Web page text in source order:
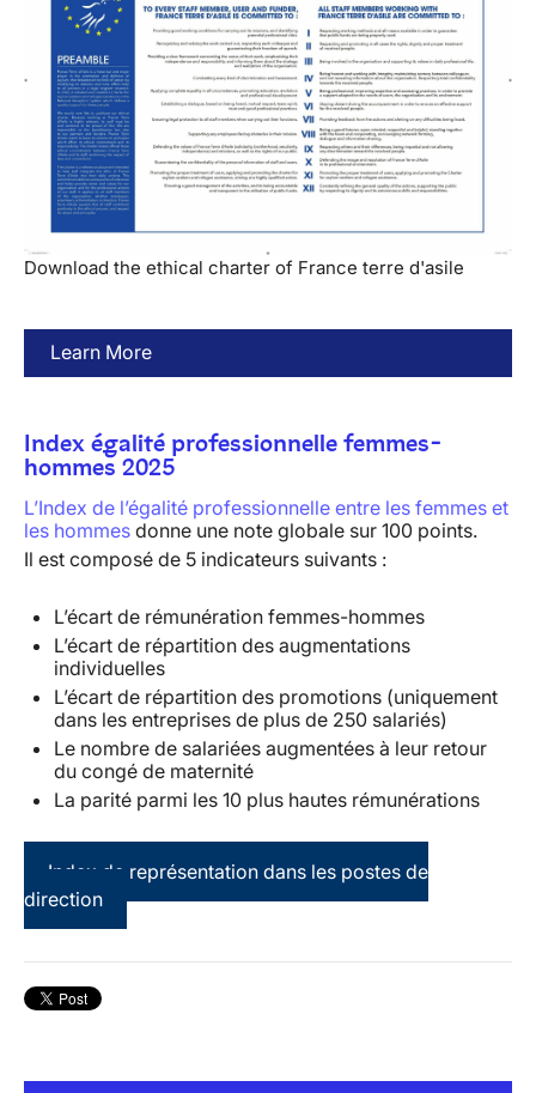
Download the ethical charter of France terre d'asile
Learn More
Index égalité professionnelle femmes-
hommes 2025
L’Index de l’égalité professionnelle entre les femmes et
les hommes donne une note globale sur 100 points.
Il est composé de 5 indicateurs suivants :
L’écart de rémunération femmes-hommes
L’écart de répartition des augmentations
individuelles
L’écart de répartition des promotions (uniquement
dans les entreprises de plus de 250 salariés)
Le nombre de salariées augmentées à leur retour
du congé de maternité
La parité parmi les 10 plus hautes rémunérations
Index de représentation dans les postes de
direction